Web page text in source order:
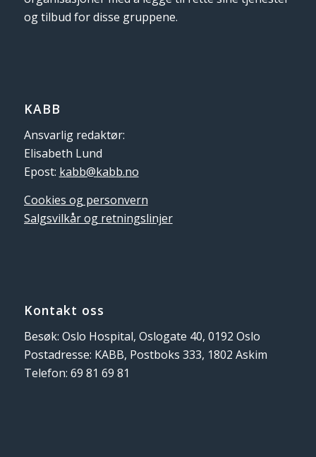
og tilbud for disse gruppene.
KABB
Ansvarlig redaktør:
Elisabeth Lund
Epost: kabb@kabb.no
Cookies og personvern
Salgsvilkår og retningslinjer
Kontakt oss
Besøk: Oslo Hospital, Oslogate 40, 0192 Oslo
Postadresse: KABB, Postboks 333, 1802 Askim
Telefon: 69 81 69 81